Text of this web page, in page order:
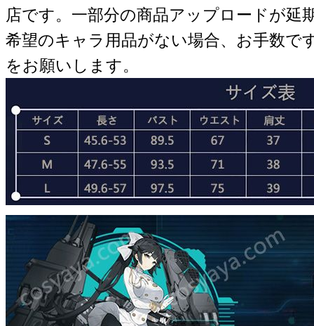
店です。一部分の商品アップロードが延
希望のキャラ用品がない場合、お手数で
をお願いします。